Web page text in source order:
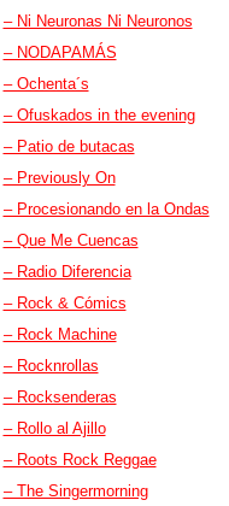
– Ni Neuronas Ni Neuronos
– NODAPAMÁS
– Ochenta´s
– Ofuskados in the evening
– Patio de butacas
– Previously On
– Procesionando en la Ondas
– Que Me Cuencas
– Radio Diferencia
– Rock & Cómics
– Rock Machine
– Rocknrollas
– Rocksenderas
– Rollo al Ajillo
– Roots Rock Reggae
– The Singermorning